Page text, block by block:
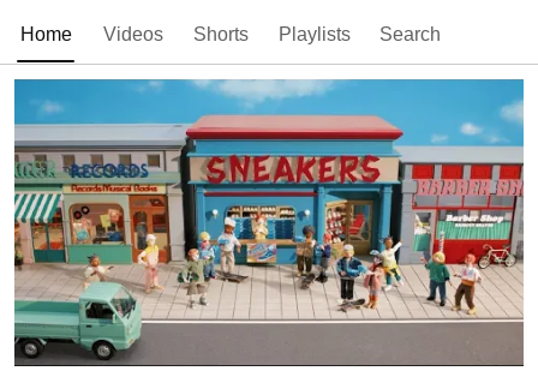
Home Videos Shorts Playlists Search